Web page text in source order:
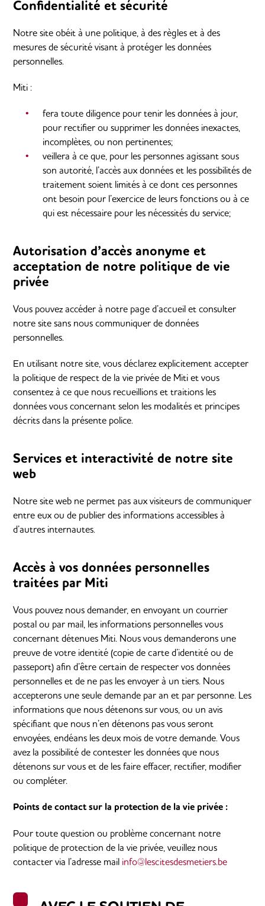
Confidentialité et sécurité
Notre site obéit à une politique, à des règles et à des
mesures de sécurité visant à protéger les données
personnelles.
Miti :
fera toute diligence pour tenir les données à jour,
pour rectifier ou supprimer les données inexactes,
incomplètes, ou non pertinentes;
veillera à ce que, pour les personnes agissant sous
son autorité, l’accès aux données et les possibilités de
traitement soient limités à ce dont ces personnes
ont besoin pour l’exercice de leurs fonctions ou à ce
qui est nécessaire pour les nécessités du service;
Autorisation d’accès anonyme et
acceptation de notre politique de vie
privée
Vous pouvez accéder à notre page d’accueil et consulter
notre site sans nous communiquer de données
personnelles.
En utilisant notre site, vous déclarez explicitement accepter
la politique de respect de la vie privée de Miti et vous
consentez à ce que nous recueillions et traitions les
données vous concernant selon les modalités et principes
décrits dans la présente police.
Services et interactivité de notre site
web
Notre site web ne permet pas aux visiteurs de communiquer
entre eux ou de publier des informations accessibles à
d’autres internautes.
Accès à vos données personnelles
traitées par Miti
Vous pouvez nous demander, en envoyant un courrier
postal ou par mail, les informations personnelles vous
concernant détenues Miti. Nous vous demanderons une
preuve de votre identité (copie de carte d’identité ou de
passeport) afin d’être certain de respecter vos données
personnelles et de ne pas les envoyer à un tiers. Nous
accepterons une seule demande par an et par personne. Les
informations que nous détenons sur vous, ou un avis
spécifiant que nous n’en détenons pas vous seront
envoyées, endéans les deux mois de votre demande. Vous
avez la possibilité de contester les données que nous
détenons sur vous et de les faire effacer, rectifier, modifier
ou compléter.
Points de contact sur la protection de la vie privée :
Pour toute question ou problème concernant notre
politique de protection de la vie privée, veuillez nous
contacter via l’adresse mail info@lescitesdesmetiers.be